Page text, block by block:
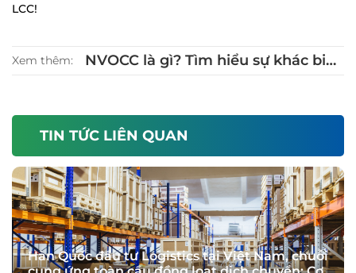
LCC!
Xem thêm:
NVOCC là gì? Tìm hiểu sự khác biệt
TIN TỨC LIÊN QUAN
Hàn Quốc đầu tư Logistics tại Việt Nam, chuỗi